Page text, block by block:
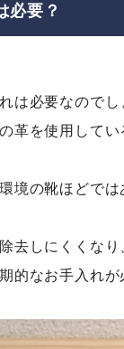
必要？
は必要なのでし
革を使用してい
境の靴ほどで
去しにくくな
的なお手入れが